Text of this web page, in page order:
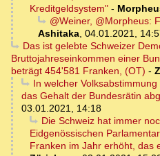
Kreditgeldsystem" -
@Weiner, @Morpheus:
Ashitaka, 04.01.2021,
Das ist gelebte Schweizer
Bruttojahreseinkommen einer
beträgt 454'581 Franken, (OT) -
In welcher
das Gehalt der Bundesrätin
03.01.2021, 14:18
Die Schweiz hat immer
Eidgenössischen
Franken im Jahr erhöht, das